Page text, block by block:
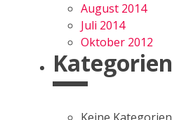
August 2014
Juli 2014
Oktober 2012
Kategorien